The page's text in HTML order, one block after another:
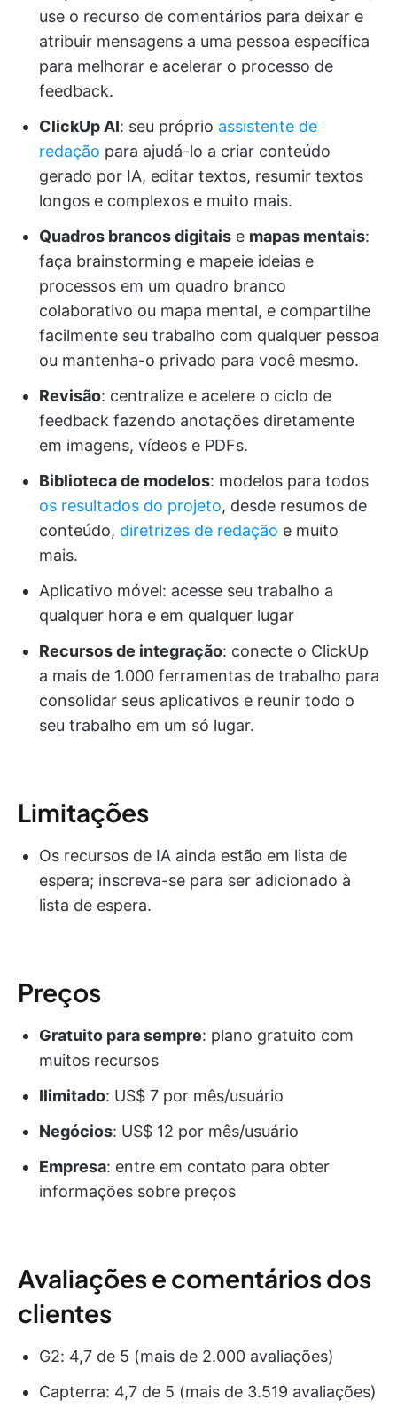
use o recurso de comentários para deixar e
atribuir mensagens a uma pessoa específica
para melhorar e acelerar o processo de
feedback.
ClickUp AI: seu próprio assistente de
redação para ajudá-lo a criar conteúdo
gerado por IA, editar textos, resumir textos
longos e complexos e muito mais.
Quadros brancos digitais e mapas mentais:
faça brainstorming e mapeie ideias e
processos em um quadro branco
colaborativo ou mapa mental, e compartilhe
facilmente seu trabalho com qualquer pessoa
ou mantenha-o privado para você mesmo.
Revisão: centralize e acelere o ciclo de
feedback fazendo anotações diretamente
em imagens, vídeos e PDFs.
Biblioteca de modelos: modelos para todos
os resultados do projeto, desde resumos de
conteúdo, diretrizes de redação e muito
mais.
Aplicativo móvel: acesse seu trabalho a
qualquer hora e em qualquer lugar
Recursos de integração: conecte o ClickUp
a mais de 1.000 ferramentas de trabalho para
consolidar seus aplicativos e reunir todo o
seu trabalho em um só lugar.
Limitações
Os recursos de IA ainda estão em lista de
espera; inscreva-se para ser adicionado à
lista de espera.
Preços
Gratuito para sempre: plano gratuito com
muitos recursos
Ilimitado: US$ 7 por mês/usuário
Negócios: US$ 12 por mês/usuário
Empresa: entre em contato para obter
informações sobre preços
Avaliações e comentários dos
clientes
G2: 4,7 de 5 (mais de 2.000 avaliações)
Capterra: 4,7 de 5 (mais de 3.519 avaliações)